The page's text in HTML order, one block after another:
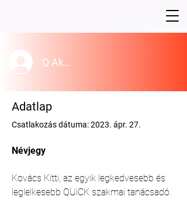
Q Akadémia belépés
Adatlap
Csatlakozás dátuma: 2023. ápr. 27.
Névjegy
Kovács Kitti, az egyik legkedvesebb és
leglelkesebb QUiCK szakmai tanácsadó.